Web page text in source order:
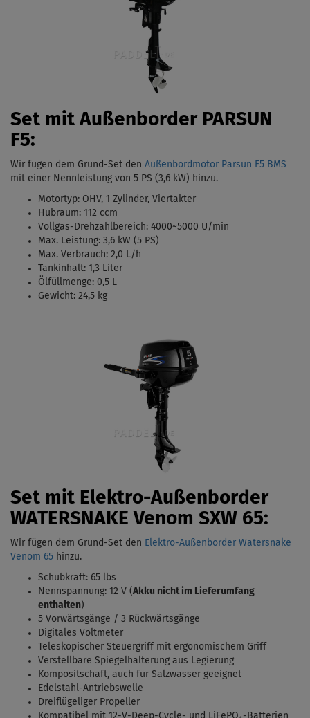
Set mit Außenborder PARSUN
F5:
Wir fügen dem Grund-Set den Außenbordmotor Parsun F5 BMS
mit einer Nennleistung von 5 PS (3,6 kW) hinzu.
Motortyp: OHV, 1 Zylinder, Viertakter
Hubraum: 112 ccm
Vollgas-Drehzahlbereich: 4000~5000 U/min
Max. Leistung: 3,6 kW (5 PS)
Max. Verbrauch: 2,0 L/h
Tankinhalt: 1,3 Liter
Ölfüllmenge: 0,5 L
Gewicht: 24,5 kg
Set mit Elektro-Außenborder
WATERSNAKE Venom SXW 65:
Wir fügen dem Grund-Set den Elektro-Außenborder Watersnake
Venom 65 hinzu.
Schubkraft: 65 lbs
Nennspannung: 12 V (Akku nicht im Lieferumfang
enthalten)
5 Vorwärtsgänge / 3 Rückwärtsgänge
Digitales Voltmeter
Teleskopischer Steuergriff mit ergonomischem Griff
Verstellbare Spiegelhalterung aus Legierung
Kompositschaft, auch für Salzwasser geeignet
Edelstahl-Antriebswelle
Dreiflügeliger Propeller